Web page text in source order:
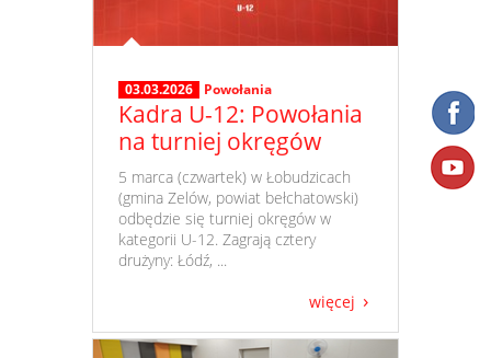
03.03.2026 Powołania
Kadra U-12: Powołania
na turniej okręgów
​ 5 marca (czwartek) w Łobudzicach
(gmina Zelów, powiat bełchatowski)
odbędzie się turniej okręgów w
kategorii U-12. Zagrają cztery
drużyny: Łódź, ...
więcej